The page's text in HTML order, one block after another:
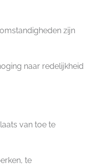
zijn
naar redelijkheid
van toe te
te